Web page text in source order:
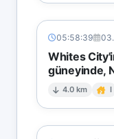
05:58:39
Whites
güneyinde,
4.0 km I